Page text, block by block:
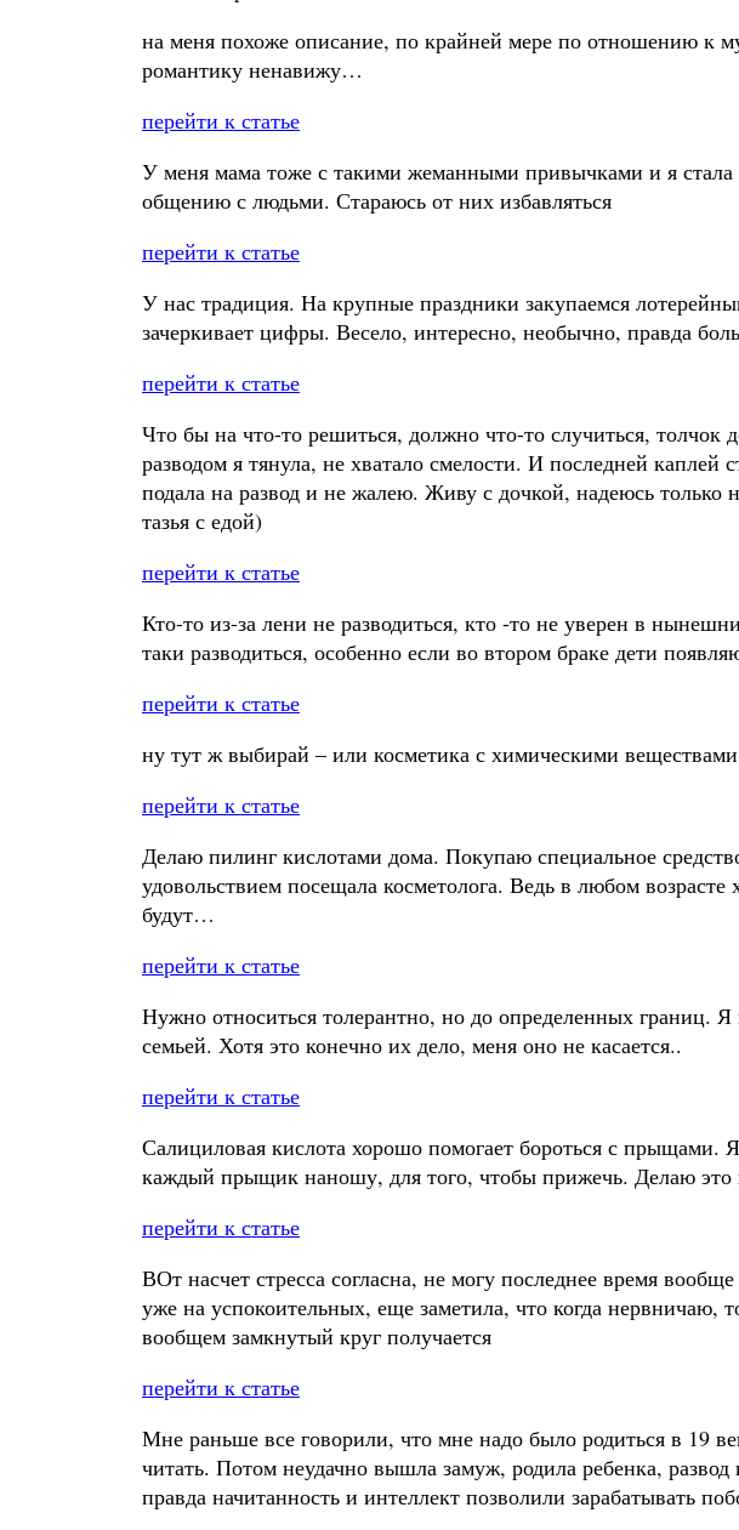
на меня похоже описание, по крайней мере по отношению к
романтику ненавижу…
перейти к статье
У меня мама тоже с такими жеманными привычками и я стала
общению с людьми. Стараюсь от них избавляться
перейти к статье
У нас традиция. На крупные праздники закупаемся
зачеркивает цифры. Весело, интересно, необычно, правда
перейти к статье
Что бы на что-то решиться, должно что-то случиться,
разводом я тянула, не хватало смелости. И последней
подала на развод и не жалею. Живу с дочкой, надеюсь только
тазья с едой)
перейти к статье
Кто-то из-за лени не разводиться, кто -то не уверен в
таки разводиться, особенно если во втором браке дети
перейти к статье
ну тут ж выбирай – или косметика с химическими
перейти к статье
Делаю пилинг кислотами дома. Покупаю специальное
удовольствием посещала косметолога. Ведь в любом
будут…
перейти к статье
Нужно относиться толерантно, но до определенных границ.
семьей. Хотя это конечно их дело, меня оно не касается..
перейти к статье
Салициловая кислота хорошо помогает бороться с
каждый прыщик наношу, для того, чтобы прижечь. Делаю
перейти к статье
ВОт насчет стресса согласна, не могу последнее время
уже на успокоительных, еще заметила, что когда нервничаю,
вообщем замкнутый круг получается
перейти к статье
Мне раньше все говорили, что мне надо было родиться в 19
читать. Потом неудачно вышла замуж, родила ребенка,
правда начитанность и интеллект позволили зарабатывать